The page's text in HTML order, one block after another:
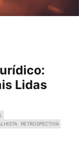
Lidas
RETROSPECTIVA